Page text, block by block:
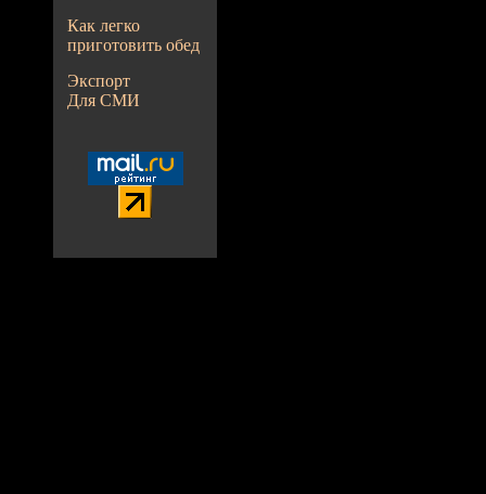
Как легко
приготовить обед
Экспорт
Для СМИ